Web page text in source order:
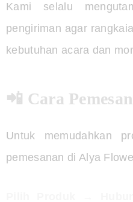
Kami selalu
pengiriman agar
kebutuhan acara dan
📲 Cara
Untuk memudahkan
pemesanan di Alya